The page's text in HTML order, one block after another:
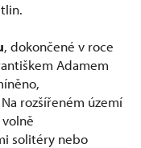
, dokončené v roce
Adamem
rozšířeném území
solitéry nebo